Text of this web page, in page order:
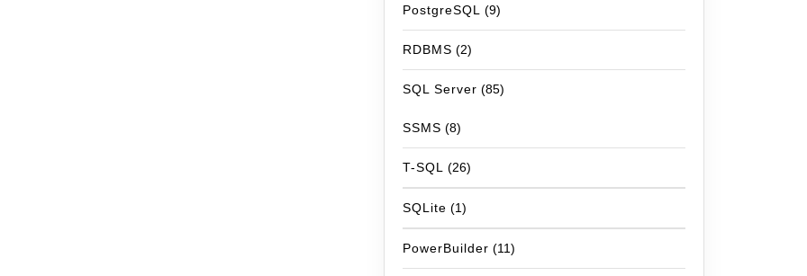
PostgreSQL (9)
RDBMS (2)
SQL Server (85)
SSMS (8)
T-SQL (26)
SQLite (1)
PowerBuilder (11)